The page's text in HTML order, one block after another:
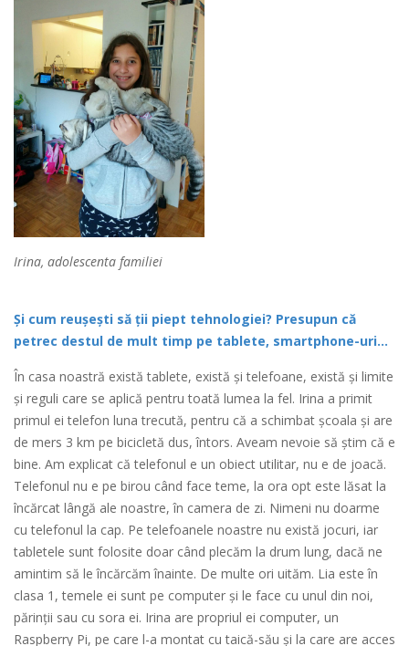
Irina, adolescenta familiei
Și cum reușești să ții piept tehnologiei? Presupun că
petrec destul de mult timp pe tablete, smartphone-uri…
În casa noastră există tablete, există și telefoane, există și limite
și reguli care se aplică pentru toată lumea la fel. Irina a primit
primul ei telefon luna trecută, pentru că a schimbat școala și are
de mers 3 km pe bicicletă dus, întors. Aveam nevoie să știm că e
bine. Am explicat că telefonul e un obiect utilitar, nu e de joacă.
Telefonul nu e pe birou când face teme, la ora opt este lăsat la
încărcat lângă ale noastre, în camera de zi. Nimeni nu doarme
cu telefonul la cap. Pe telefoanele noastre nu există jocuri, iar
tabletele sunt folosite doar când plecăm la drum lung, dacă ne
amintim să le încărcăm înainte. De multe ori uităm. Lia este în
clasa 1, temele ei sunt pe computer și le face cu unul din noi,
părinții sau cu sora ei. Irina are propriul ei computer, un
Raspberry Pi, pe care l-a montat cu taică-său și la care are acces